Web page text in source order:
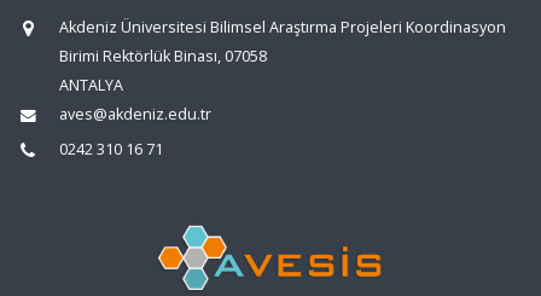
Akdeniz Üniversitesi Bilimsel Araştırma Projeleri Koordinasyon
Birimi Rektörlük Binası, 07058
ANTALYA
aves@akdeniz.edu.tr
0242 310 16 71